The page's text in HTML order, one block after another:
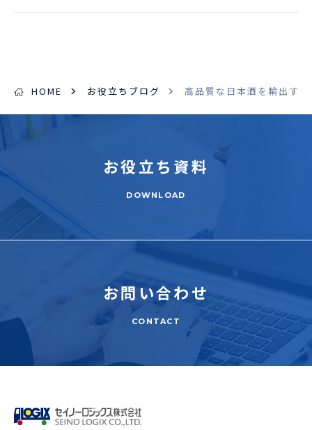
HOME お役立ちブログ 高品質な日本酒を輸出す
お役立ち 資料
DOWNLOAD
お問い合わせ
CONTACT